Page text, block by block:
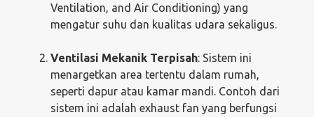
Ventilation, and Air Conditioning) yang
mengatur suhu dan kualitas udara sekaligus.
Ventilasi Mekanik Terpisah: Sistem ini
menargetkan area tertentu dalam rumah,
seperti dapur atau kamar mandi. Contoh dari
sistem ini adalah exhaust fan yang berfungsi